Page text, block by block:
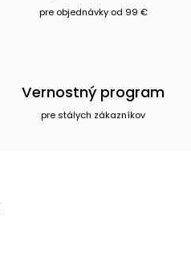
pre objednávky od 99 €
Vernostný program
pre stálych zákazníkov